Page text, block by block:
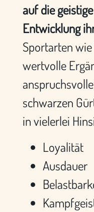
auf die
Entwicklung
Sportarten
wertvolle
schwarzen
in vielerlei
Loyalität
Ausdauer